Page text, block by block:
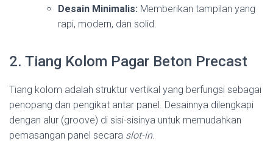
Desain Minimalis: Memberikan tampilan yang
rapi, modern, dan solid.
2. Tiang Kolom Pagar Beton Precast
Tiang kolom adalah struktur vertikal yang berfungsi sebagai
penopang dan pengikat antar panel. Desainnya dilengkapi
dengan alur (groove) di sisi-sisinya untuk memudahkan
pemasangan panel secara slot-in.